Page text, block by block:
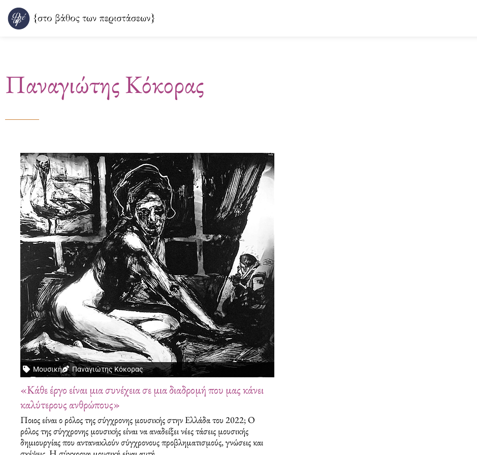
Μετάβαση
στο
Παναγιώτης Κόκορας
Μουσική Παναγιώτης Κόκορας
«Κάθε έργο είναι μια συνέχεια σε μια διαδρομή που μας κάνει
καλύτερους ανθρώπους»
Ποιος είναι ο ρόλος της σύγχρονης μουσικής στην Ελλάδα του 2022; Ο
ρόλος της σύγχρονης μουσικής είναι να αναδείξει νέες τάσεις μουσικής
δημιουργίας που αντανακλούν σύγχρονους προβληματισμούς, γνώσεις και